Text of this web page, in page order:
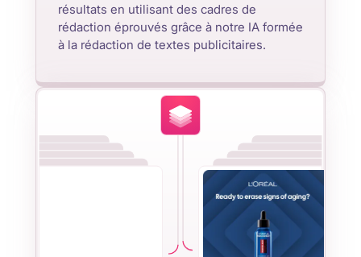
résultats en utilisant des cadres de
rédaction éprouvés grâce à notre IA formée
à la rédaction de textes publicitaires.